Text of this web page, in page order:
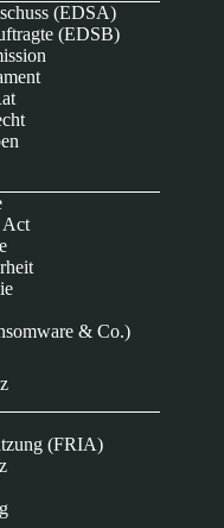
(EDSA)
(EDSB)
Act
& Co.)
(FRIA)